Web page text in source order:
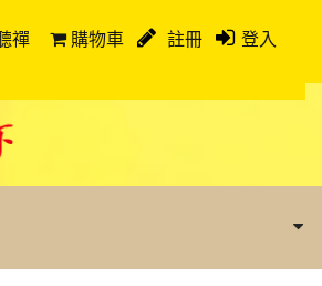
禪 購物車 註冊 登入